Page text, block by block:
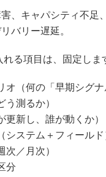
、キャパシティ不足
バリー遅延。
る項目は、固定しま
オ（何の「早期シグナ
う測るか）
更新し、誰が動くか）
システム＋フィールド
次／月次）
分